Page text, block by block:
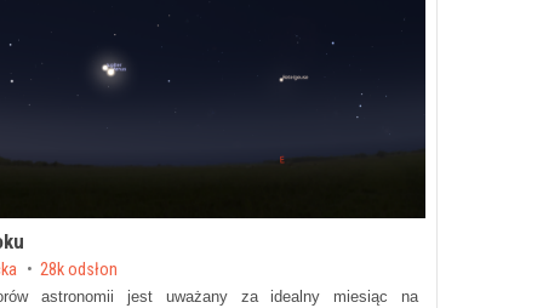
28k odsłon
astronomii jest uważany za idealny miesiąc na